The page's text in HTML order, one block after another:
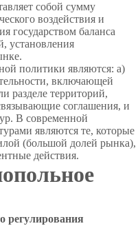
собой сумму
воздействия и
государством баланса
установления
политики являются: а)
включающей
разделе территорий,
соглашения, и
В современной
являются те, которые
(большой долей рынка),
действия.
регулирования